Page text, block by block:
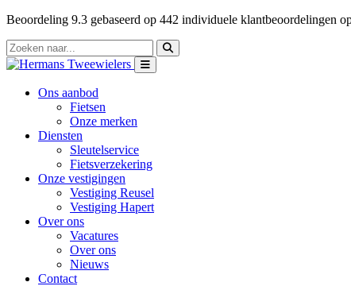
Beoordeling 9.3 gebaseerd op 442 individuele klantbeoordelingen
Ons aanbod
Fietsen
Onze merken
Diensten
Sleutelservice
Fietsverzekering
Onze vestigingen
Vestiging Reusel
Vestiging Hapert
Over ons
Vacatures
Over ons
Nieuws
Contact